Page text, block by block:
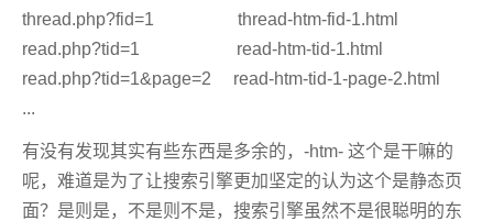
thread.php?fid=1 thread-htm-fid-1.html
read.php?tid=1 read-htm-tid-1.html
read.php?tid=1&page=2 read-htm-tid-1-page-2.html
...
有没有发现其实有些东西是多余的，-htm- 这个是干嘛的
呢，难道是为了让搜索引擎更加坚定的认为这个是静态页
面？是则是，不是则不是，搜索引擎虽然不是很聪明的东